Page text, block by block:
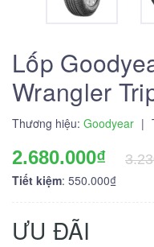
Lốp
Wrangler
Thương hiệu: Goodyear |
2.680.000₫
Tiết kiệm: 550.000₫
ƯU ĐÃI